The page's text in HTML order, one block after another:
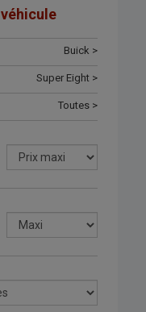
Buick >
Super Eight >
Toutes >